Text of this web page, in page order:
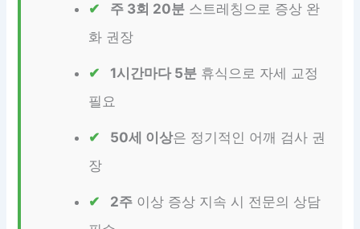
주 3회 20분 스트레칭으로 증상 완
화 권장
1시간마다 5분 휴식으로 자세 교정
필요
50세 이상은 정기적인 어깨 검사 권
장
2주 이상 증상 지속 시 전문의 상담